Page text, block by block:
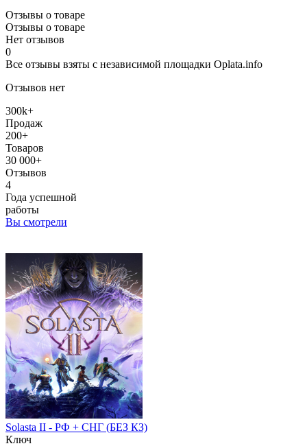
Отзывы о товаре
Отзывы о товаре
Нет отзывов
0
Все отзывы взяты с независимой площадки Oplata.info
Отзывов нет
300k+
Продаж
200+
Товаров
30 000+
Отзывов
4
Года успешной
работы
Вы смотрели
Solasta II - РФ + СНГ (БЕЗ КЗ)
Ключ